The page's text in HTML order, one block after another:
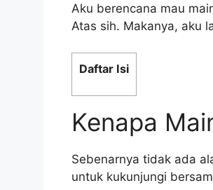
Aku berencana mau
Atas sih. Makanya, aku
Daftar Isi
Kenapa
Sebenarnya tidak ada
untuk kukunjungi